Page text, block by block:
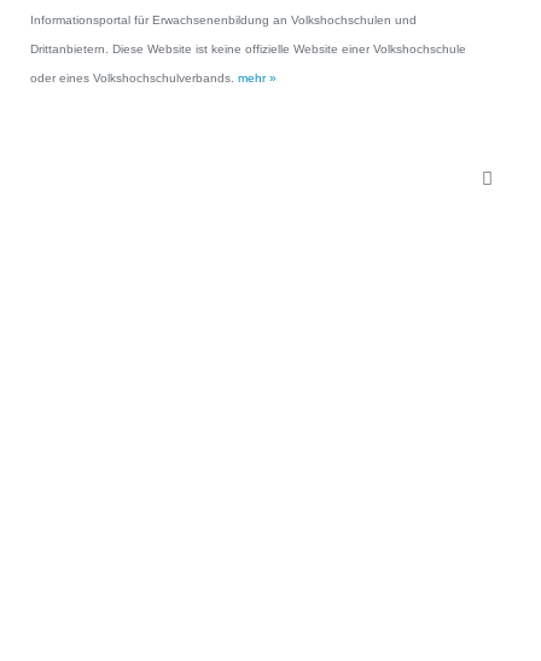
Informationsportal für Erwachsenenbildung an Volkshochschulen und
Drittanbietern. Diese Website ist keine offizielle Website einer Volkshochschule
oder eines Volkshochschulverbands. mehr »